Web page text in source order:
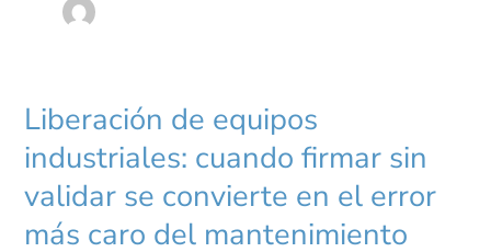
Liberación de equipos
industriales: cuando firmar sin
validar se convierte en el error
más caro del mantenimiento
Liberación
de
equipos
industriales:
cuando
firmar
sin